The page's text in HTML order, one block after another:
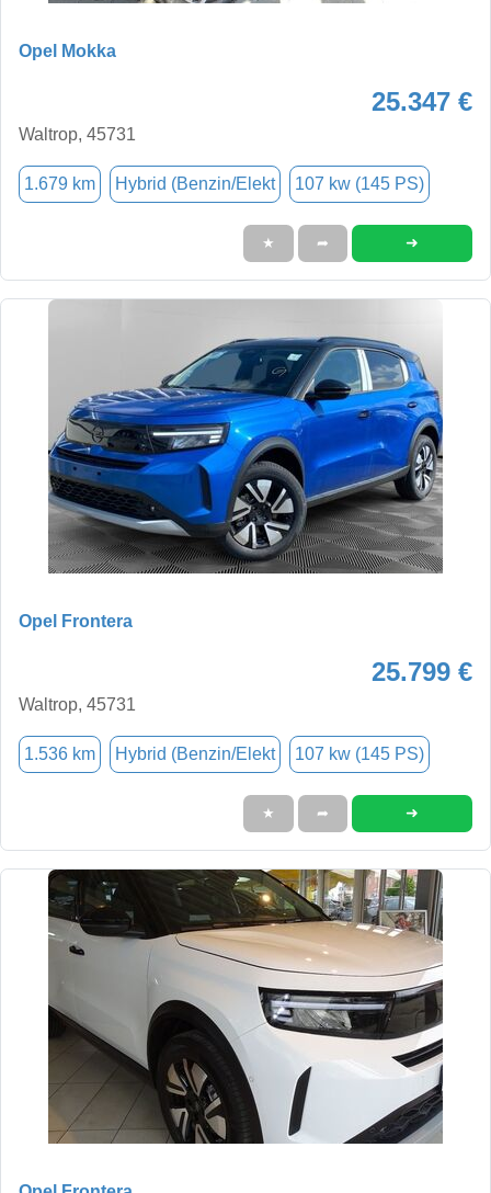
Opel Mokka
25.347 €
Waltrop, 45731
1.679 km Hybrid (Benzin/Elekt 107 kw (145 PS)
★ ➦ ➜
Opel Frontera
25.799 €
Waltrop, 45731
1.536 km Hybrid (Benzin/Elekt 107 kw (145 PS)
★ ➦ ➜